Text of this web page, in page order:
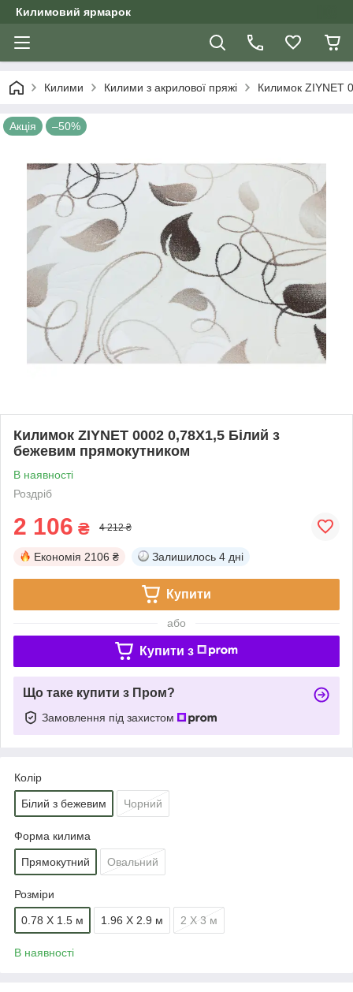
Килимовий ярмарок
Килими Килими з акрилової пряжі Килимок ZIYNET
Акція –50%
Килимок ZIYNET 0002 0,78Х1,5 Білий з
бежевим прямокутником
В наявності
Роздріб
2 106 ₴ 4 212 ₴
Економія 2106 ₴ Залишилось 4 дні
Купити
або
Купити з
Що таке купити з Пром?
Замовлення під захистом
Колір
Білий з бежевим Чорний
Форма килима
Прямокутний Овальний
Розміри
0.78 Х 1.5 м 1.96 Х 2.9 м 2 Х 3 м
В наявності